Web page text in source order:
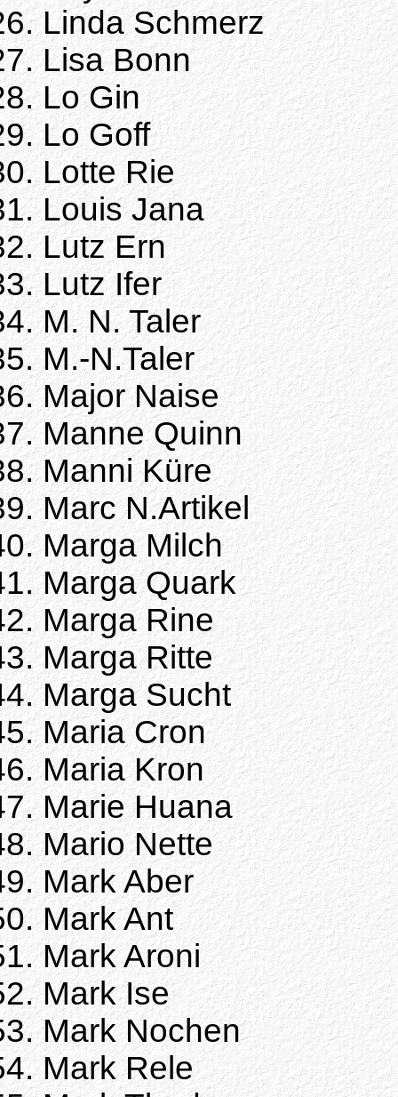
Linda Schmerz
Lisa Bonn
Lo Gin
Lo Goff
Lotte Rie
Louis Jana
Lutz Ern
Lutz Ifer
M. N. Taler
M.-N.Taler
Major Naise
Manne Quinn
Manni Küre
Marc N.Artikel
Marga Milch
Marga Quark
Marga Rine
Marga Ritte
Marga Sucht
Maria Cron
Maria Kron
Marie Huana
Mario Nette
Mark Aber
Mark Ant
Mark Aroni
Mark Ise
Mark Nochen
Mark Rele